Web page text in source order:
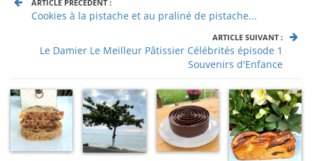
ARTICLE PRÉCÉDENT :
Cookies à la pistache et au praliné de pistache...
ARTICLE SUIVANT :
Le Damier Le Meilleur Pâtissier Célébrités épisode 1
Souvenirs d'Enfance